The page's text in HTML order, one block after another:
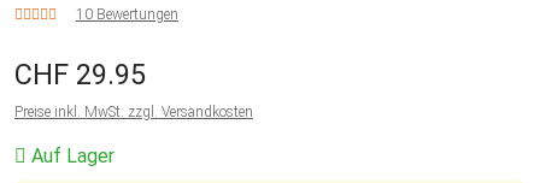
10 Bewertungen
CHF 29.95
Preise inkl. MwSt. zzgl. Versandkosten
Auf Lager